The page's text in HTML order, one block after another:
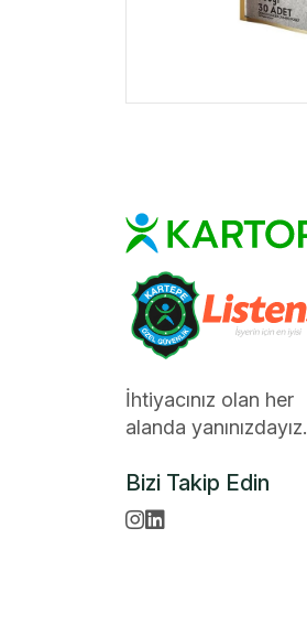
İhtiyacınız olan her
alanda yanınızdayız.
Bizi Takip Edin